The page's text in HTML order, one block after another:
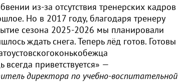
из-за отсутствия тренерских кадров
Но в 2017 году, благодаря тренеру
сезона 2025-2026 мы планировали
ждать снега. Теперь лёд готов. Готовы
приветствуется» —
директора по учебно-воспитательной